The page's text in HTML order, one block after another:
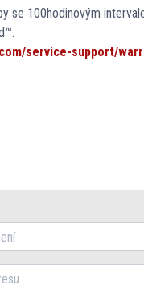
se 100hodinovým
service-support/